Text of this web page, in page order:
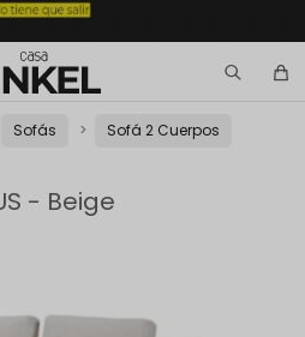
Sofás Sofá 2 Cuerpos
- Beige